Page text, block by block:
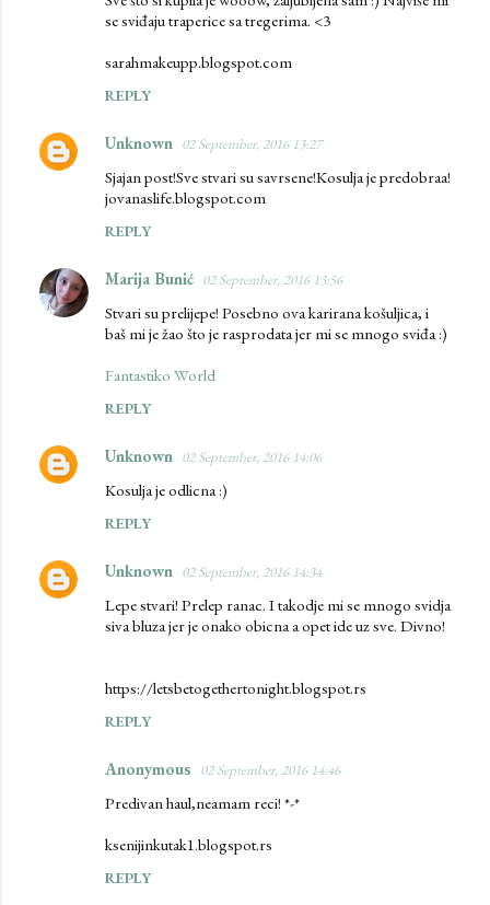
se sviđaju traperice sa tregerima. <3
sarahmakeupp.blogspot.com
REPLY
Unknown 02 September, 2016 13:27
Sjajan post!Sve stvari su savrsene!Kosulja je predobraa!
jovanaslife.blogspot.com
REPLY
Marija Bunić 02 September, 2016 13:56
Stvari su prelijepe! Posebno ova karirana košuljica, i
baš mi je žao što je rasprodata jer mi se mnogo sviđa :)
Fantastiko World
REPLY
Unknown 02 September, 2016 14:06
Kosulja je odlicna :)
REPLY
Unknown 02 September, 2016 14:34
Lepe stvari! Prelep ranac. I takodje mi se mnogo svidja
siva bluza jer je onako obicna a opet ide uz sve. Divno!
https://letsbetogethertonight.blogspot.rs
REPLY
Anonymous 02 September, 2016 14:46
Predivan haul,neamam reci! *-*
ksenijinkutak1.blogspot.rs
REPLY